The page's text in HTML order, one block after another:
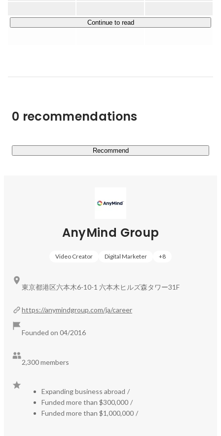
及びブランド成長に向けた支援サービスを提供していま
Continue to read
0 recommendations
Recommend
AnyMind Group
Video Creator Digital Marketer +8
https://anymindgroup.com/ja/career
Founded on 04/2016
2,300 members
Expanding business abroad /
Funded more than $300,000 /
Funded more than $1,000,000 /
東京都港区六本木6-10-1 六本木ヒルズ森タワー31F